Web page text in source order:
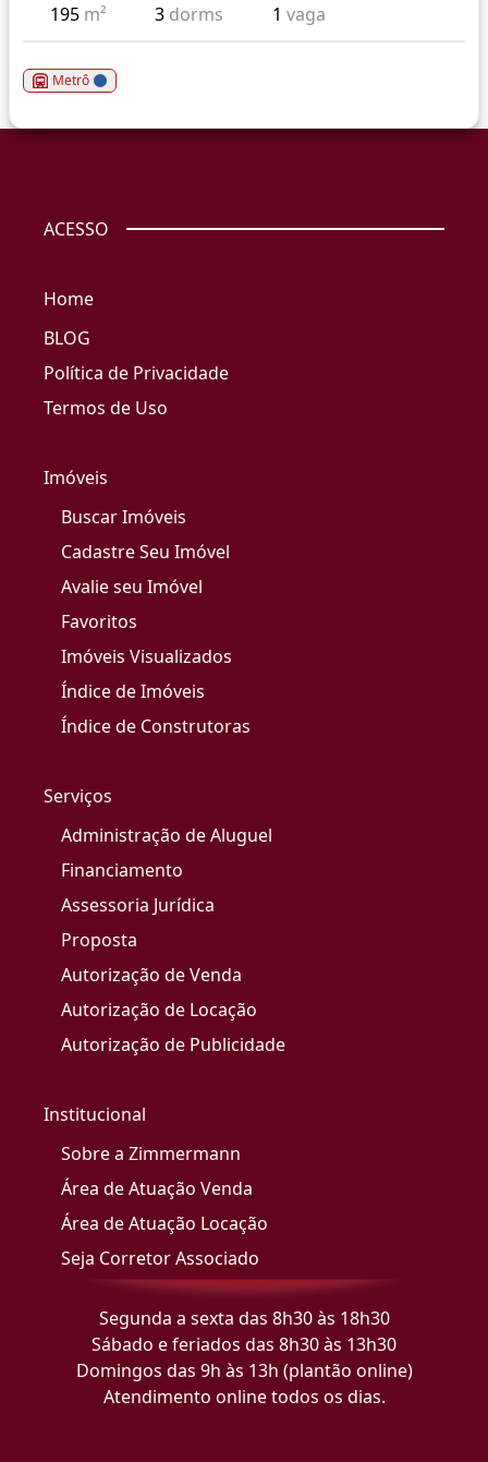
195 m² 3 dorms 1vaga
Metrô
ACESSO
Home
BLOG
Política de Privacidade
Termos de Uso
Imóveis
Buscar Imóveis
Cadastre Seu Imóvel
Avalie seu Imóvel
Favoritos
Imóveis Visualizados
Índice de Imóveis
Índice de Construtoras
Serviços
Administração de Aluguel
Financiamento
Assessoria Jurídica
Proposta
Autorização de Venda
Autorização de Locação
Autorização de Publicidade
Institucional
Sobre a Zimmermann
Área de Atuação Venda
Área de Atuação Locação
Seja Corretor Associado
Segunda a sexta das 8h30 às 18h30
Sábado e feriados das 8h30 às 13h30
Domingos das 9h às 13h (plantão online)
Atendimento online todos os dias.